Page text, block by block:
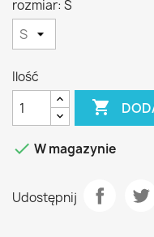
rozmiar: S
Ilość

 W magazynie
Udostępnij